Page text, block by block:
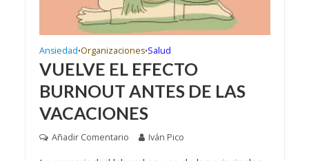
Ansiedad•Organizaciones•Salud
VUELVE EL EFECTO
BURNOUT ANTES DE LAS
VACACIONES
Añadir Comentario Iván Pico